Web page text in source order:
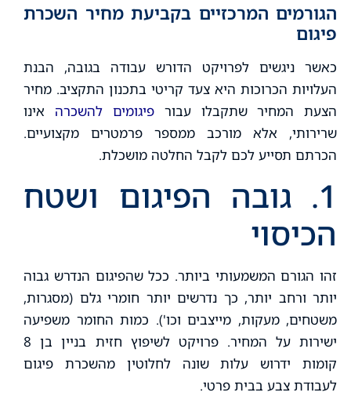
הגורמים המרכזיים בקביעת מחיר השכרת
פיגום
כאשר ניגשים לפרויקט הדורש עבודה בגובה, הבנת
העלויות הכרוכות היא צעד קריטי בתכנון התקציב. מחיר
הצעת המחיר שתקבלו עבורפיגומים להשכרה אינו
שרירותי, אלא מורכב ממספר פרמטרים מקצועיים.
הכרתם תסייע לכם לקבל החלטה מושכלת.
1. גובה הפיגום ושטח
הכיסוי
זהו הגורם המשמעותי ביותר. ככל שהפיגום הנדרש גבוה
יותר ורחב יותר, כך נדרשים יותר חומרי גלם (מסגרות,
משטחים, מעקות, מייצבים וכו'). כמות החומר משפיעה
ישירות על המחיר. פרויקט לשיפוץ חזית בניין בן 8
קומות ידרוש עלות שונה לחלוטין מהשכרת פיגום
לעבודת צבע בבית פרטי.